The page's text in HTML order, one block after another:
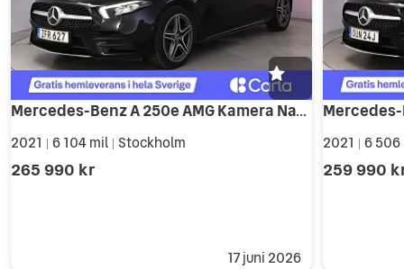
Mercedes-Benz A 250e AMG Kamera Navi Wide Värmare LED
2021 6 104 mil Stockholm
265 990 kr
17 juni 2026
2021 6
259 990